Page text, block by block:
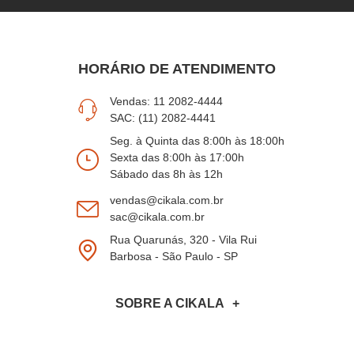
HORÁRIO DE ATENDIMENTO
Vendas: 11 2082-4444
SAC: (11) 2082-4441
Seg. à Quinta das 8:00h às 18:00h
Sexta das 8:00h às 17:00h
Sábado das 8h às 12h
vendas@cikala.com.br
sac@cikala.com.br
Rua Quarunás, 320 - Vila Rui
Barbosa - São Paulo - SP
SOBRE A CIKALA